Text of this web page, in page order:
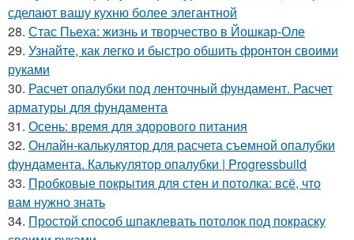
сделают вашу кухню более элегантной
28. Стас Пьеха: жизнь и творчество в Йошкар-Оле
29. Узнайте, как легко и быстро обшить фронтон своими
руками
30. Расчет опалубки под ленточный фундамент. Расчет
арматуры для фундамента
31. Осень: время для здорового питания
32. Онлайн-калькулятор для расчета съемной опалубки
фундамента. Калькулятор опалубки | Progressbuild
33. Пробковые покрытия для стен и потолка: всё, что
вам нужно знать
34. Простой способ шпаклевать потолок под покраску